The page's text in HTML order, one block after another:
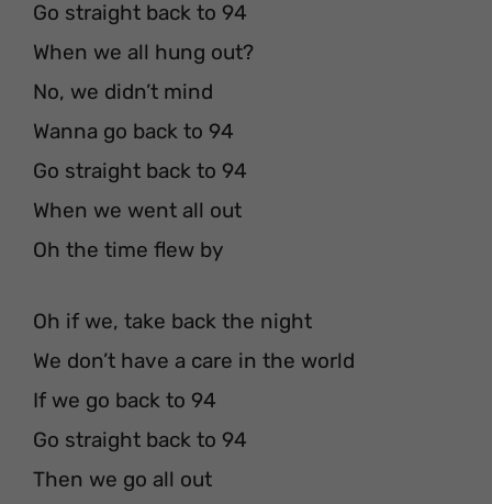
Go straight back to 94
When we all hung out?
No, we didn’t mind
Wanna go back to 94
Go straight back to 94
When we went all out
Oh the time flew by
Oh if we, take back the night
We don’t have a care in the world
If we go back to 94
Go straight back to 94
Then we go all out